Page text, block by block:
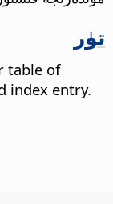
تۈر
table of
index entry.